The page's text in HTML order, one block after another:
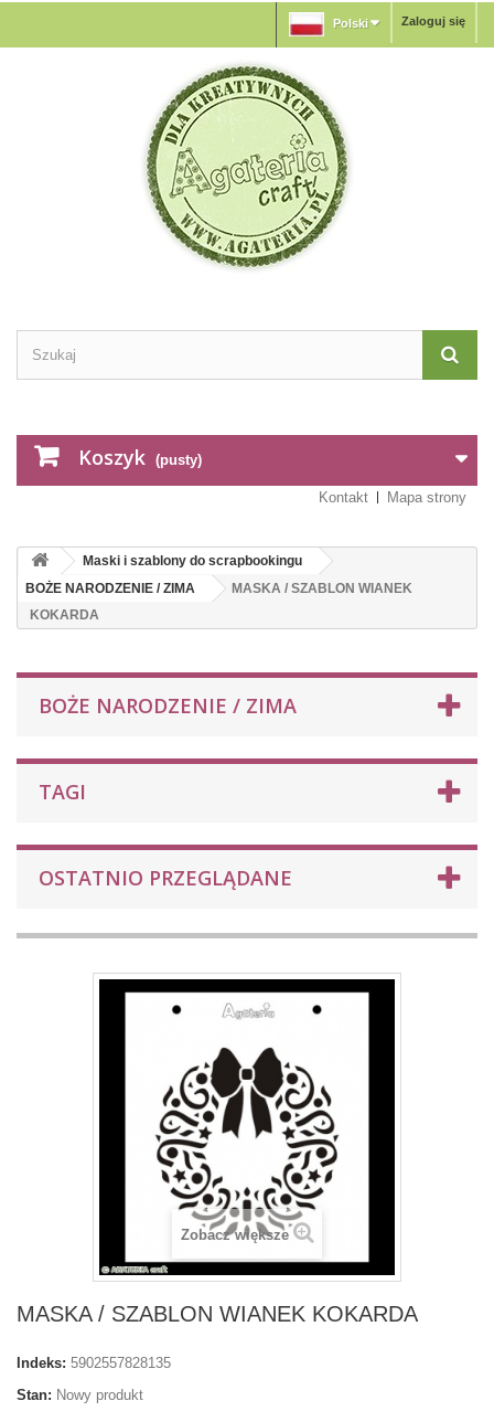
Zaloguj się
Polski
Koszyk (pusty)
Kontakt Mapa strony
Maski i szablony do scrapbookingu
BOŻE NARODZENIE / ZIMA
MASKA / SZABLON WIANEK
KOKARDA
BOŻE NARODZENIE / ZIMA
TAGI
OSTATNIO PRZEGLĄDANE
Zobacz większe
MASKA / SZABLON WIANEK KOKARDA
Indeks: 5902557828135
Stan: Nowy produkt